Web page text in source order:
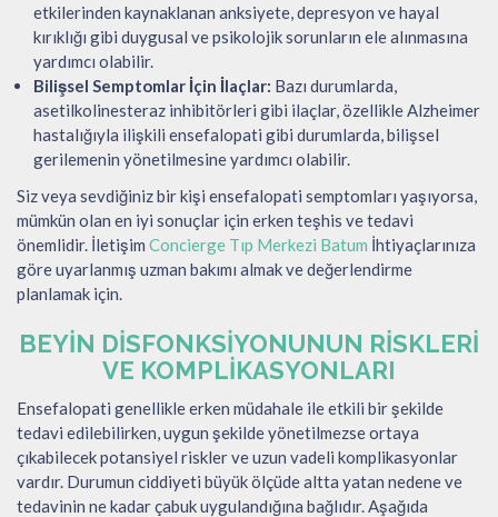
etkilerinden kaynaklanan anksiyete, depresyon ve hayal
kırıklığı gibi duygusal ve psikolojik sorunların ele alınmasına
yardımcı olabilir.
Bilişsel Semptomlar İçin İlaçlar: Bazı durumlarda,
asetilkolinesteraz inhibitörleri gibi ilaçlar, özellikle Alzheimer
hastalığıyla ilişkili ensefalopati gibi durumlarda, bilişsel
gerilemenin yönetilmesine yardımcı olabilir.
Siz veya sevdiğiniz bir kişi ensefalopati semptomları yaşıyorsa,
mümkün olan en iyi sonuçlar için erken teşhis ve tedavi
önemlidir. İletişim Concierge Tıp Merkezi Batum İhtiyaçlarınıza
göre uyarlanmış uzman bakımı almak ve değerlendirme
planlamak için.
BEYIN DISFONKSIYONUNUN RISKLERI
VE KOMPLIKASYONLARI
Ensefalopati genellikle erken müdahale ile etkili bir şekilde
tedavi edilebilirken, uygun şekilde yönetilmezse ortaya
çıkabilecek potansiyel riskler ve uzun vadeli komplikasyonlar
vardır. Durumun ciddiyeti büyük ölçüde altta yatan nedene ve
tedavinin ne kadar çabuk uygulandığına bağlıdır. Aşağıda